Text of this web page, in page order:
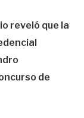
reveló que la
de